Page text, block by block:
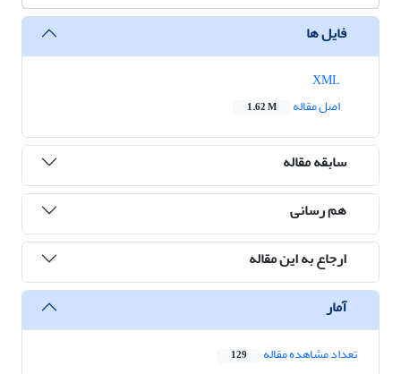
فایل ها
اصل مقاله
1.62 M
سابقه مقاله
هم رسانی
ارجاع به این مقاله
آمار
تعداد مشاهده مقاله 129